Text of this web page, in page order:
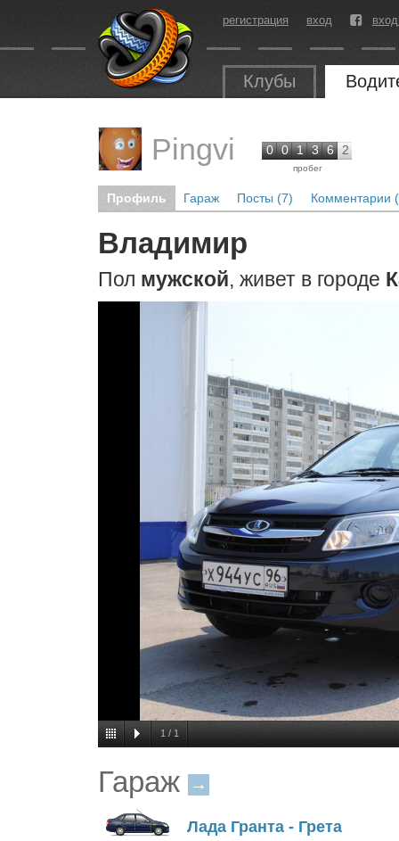
регистрация вход
Клубы
Pingvi 0 0 1 3 6 2
пробег
Профиль Гараж Посты (7) Комментарии
Владимир
Пол мужской, живет в городе
1 / 1
Гараж →
Лада Гранта - Грета